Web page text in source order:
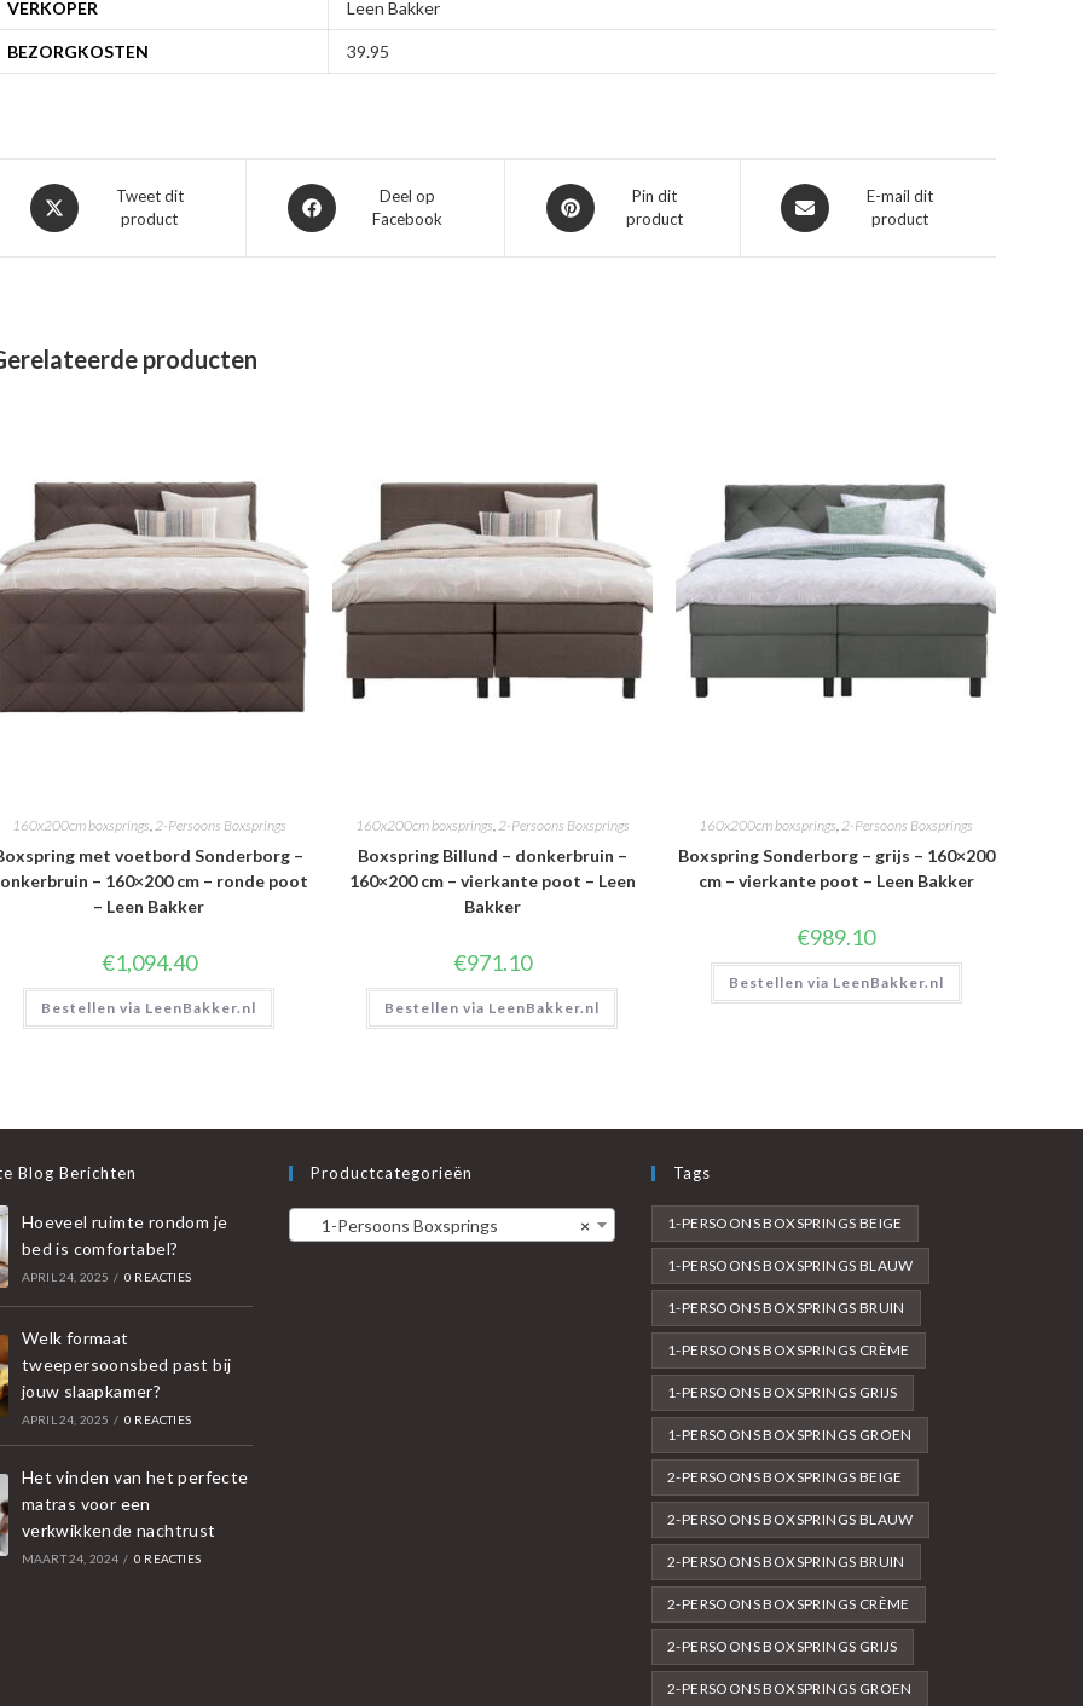
VERKOPER Leen Bakker
BEZORGKOSTEN 39.95
Opent
in
Tweet dit
product
Opent
in
Deel op
Facebook
Opent
in
Pin dit
product
Opent
in
E-mail dit
product
producten
160x200cm boxsprings,2-Persoons Boxsprings
met voetbord Sonderborg –
– 160×200 cm – ronde poot
– Leen Bakker
€1,094.40
Bestellen via LeenBakker.nl
160x200cm boxsprings,2-Persoons Boxsprings
Boxspring Billund – donkerbruin –
160×200 cm – vierkante poot – Leen
Bakker
€971.10
Bestellen via LeenBakker.nl
160x200cm boxsprings,2-Persoons Boxsprings
Boxspring Sonderborg – grijs – 160×200
cm – vierkante poot – Leen Bakker
€989.10
Bestellen via LeenBakker.nl
Blog Berichten
Hoeveel ruimte rondom je
bed is comfortabel?
APRIL 24, 2025 / 0 REACTIES
Welk formaat
tweepersoonsbed past bij
jouw slaapkamer?
APRIL 24, 2025 / 0 REACTIES
Het vinden van het perfecte
matras voor een
verkwikkende nachtrust
MAART 24, 2024 / 0 REACTIES
Productcategorieën
×
1-Persoons Boxsprings
Tags
1-PERSOONS BOXSPRINGS BEIGE
1-PERSOONS BOXSPRINGS BLAUW
1-PERSOONS BOXSPRINGS BRUIN
1-PERSOONS BOXSPRINGS CRÈME
1-PERSOONS BOXSPRINGS GRIJS
1-PERSOONS BOXSPRINGS GROEN
2-PERSOONS BOXSPRINGS BEIGE
2-PERSOONS BOXSPRINGS BLAUW
2-PERSOONS BOXSPRINGS BRUIN
2-PERSOONS BOXSPRINGS CRÈME
2-PERSOONS BOXSPRINGS GRIJS
2-PERSOONS BOXSPRINGS GROEN